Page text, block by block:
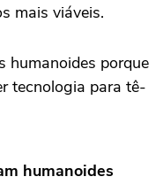
mais viáveis.
humanoides porque
tecnologia para tê-
humanoides